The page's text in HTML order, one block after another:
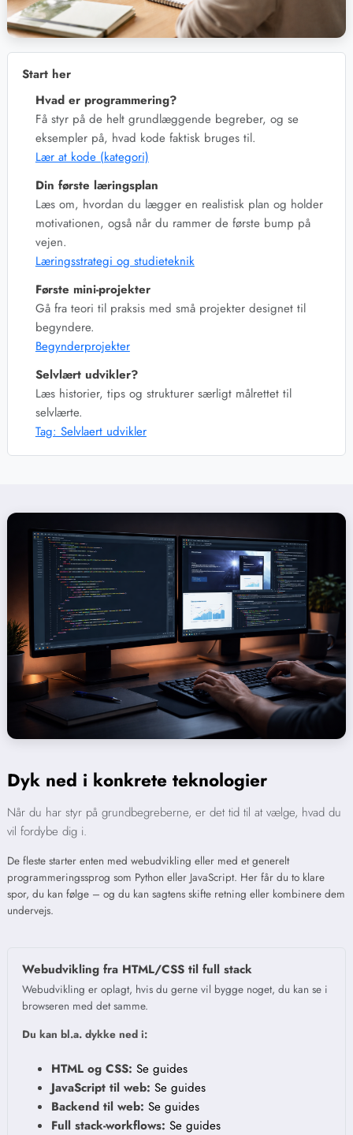
Start her
Hvad er programmering?
Få styr på de helt grundlæggende begreber, og se
eksempler på, hvad kode faktisk bruges til.
Lær at kode (kategori)
Din første læringsplan
Læs om, hvordan du lægger en realistisk plan og holder
motivationen, også når du rammer de første bump på
vejen.
Læringsstrategi og studieteknik
Første mini-projekter
Gå fra teori til praksis med små projekter designet til
begyndere.
Begynderprojekter
Selvlært udvikler?
Læs historier, tips og strukturer særligt målrettet til
selvlærte.
Tag: Selvlaert udvikler
Dyk ned i konkrete teknologier
Når du har styr på grundbegreberne, er det tid til at vælge, hvad du
vil fordybe dig i.
De fleste starter enten med webudvikling eller med et generelt
programmeringssprog som Python eller JavaScript. Her får du to klare
spor, du kan følge – og du kan sagtens skifte retning eller kombinere dem
undervejs.
Webudvikling fra HTML/CSS til full stack
Webudvikling er oplagt, hvis du gerne vil bygge noget, du kan se i
browseren med det samme.
Du kan bl.a. dykke ned i:
HTML og CSS: Se guides
JavaScript til web: Se guides
Backend til web: Se guides
Full stack-workflows: Se guides